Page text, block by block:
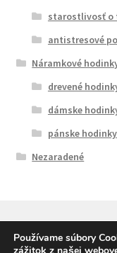
starostlivosť o
antistresové
Náramkové
drevené
dámske
pánske hodinky
Nezaradené
Používame súbory